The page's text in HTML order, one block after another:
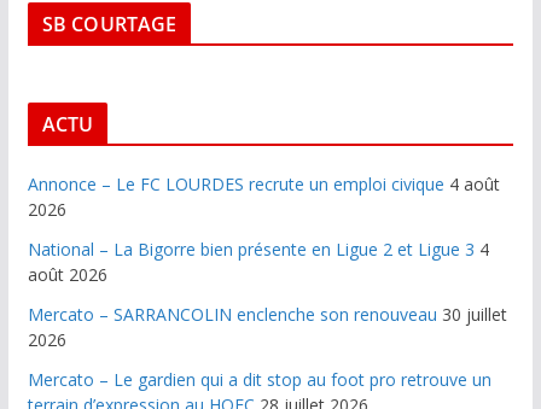
SB COURTAGE
ACTU
Annonce – Le FC LOURDES recrute un emploi civique 4 août
2026
National – La Bigorre bien présente en Ligue 2 et Ligue 3 4
août 2026
Mercato – SARRANCOLIN enclenche son renouveau 30 juillet
2026
Mercato – Le gardien qui a dit stop au foot pro retrouve un